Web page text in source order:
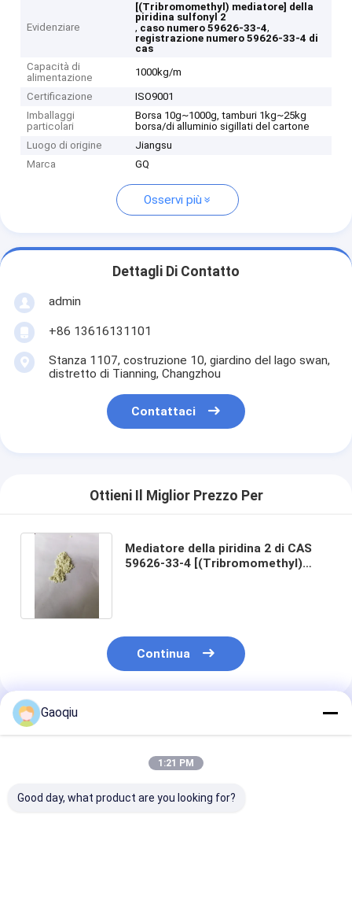
Evidenziare
[(Tribromomethyl) mediatore] della
piridina sulfonyl 2
, caso numero 59626-33-4,
registrazione numero 59626-33-4 di
cas
Capacità di
alimentazione
1000kg/m
Certificazione
ISO9001
Imballaggi
particolari
Borsa 10g~1000g, tamburi 1kg~25kg
borsa/di alluminio sigillati del cartone
Luogo di origine
Jiangsu
Marca
GQ
Osservi più
Dettagli Di Contatto
admin
+86 13616131101
Stanza 1107, costruzione 10, giardino del lago swan,
distretto di Tianning, Changzhou
Contattaci
Ottieni Il Miglior Prezzo Per
Mediatore della piridina 2 di CAS
59626-33-4 [(Tribromomethyl)
Continua
Prodotti Raccomandati
Gaoqiu
1:21 PM
Good day, what product are you looking for?